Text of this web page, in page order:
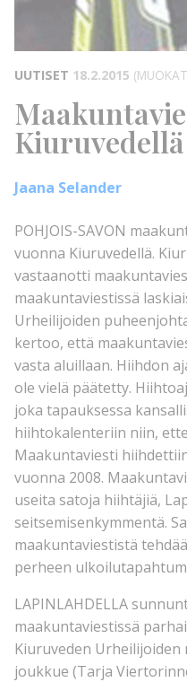
UUTISET 18.2.2015
Kiuruvedellä
Jaana Selander
POHJOIS-SAVON
vuonna Kiuruvedellä.
vastaanotti
maakuntaviestissä
Urheilijoiden
kertoo, että
vasta aluillaan. Hiihdon
ole vielä päätetty.
joka tapauksessa
hiihtokalenteriin niin,
Maakuntaviesti
vuonna 2008.
useita satoja hiihtäjiä,
seitsemisenkymmentä.
maakuntaviestistä
perheen
LAPINLAHDELLA
maakuntaviestissä
Kiuruveden
joukkue (Tarja